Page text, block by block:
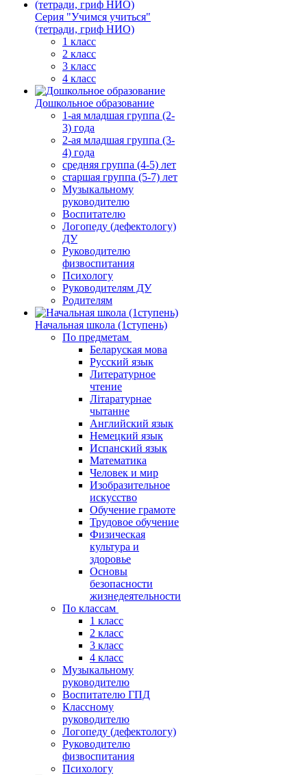
Серия "Учимся учиться"
(тетради, гриф НИО)
1 класс
2 класс
3 класс
4 класс
Дошкольное образование
1-ая младшая группа (2-
3) года
2-ая младшая группа (3-
4) года
средняя группа (4-5) лет
старшая группа (5-7) лет
Музыкальному
руководителю
Воспитателю
Логопеду (дефектологу)
ДУ
Руководителю
физвоспитания
Психологу
Руководителям ДУ
Родителям
Начальная школа (1ступень)
По предметам
Беларуская мова
Русский язык
Литературное
чтение
Літаратурнае
чытанне
Английский язык
Немецкий язык
Испанский язык
Математика
Человек и мир
Изобразительное
искусство
Обучение грамоте
Трудовое обучение
Физическая
культура и
здоровье
Основы
безопасности
жизнедеятельности
По классам
1 класс
2 класс
3 класс
4 класс
Музыкальному
руководителю
Воспитателю ГПД
Классному
руководителю
Логопеду (дефектологу)
Руководителю
физвоспитания
Психологу